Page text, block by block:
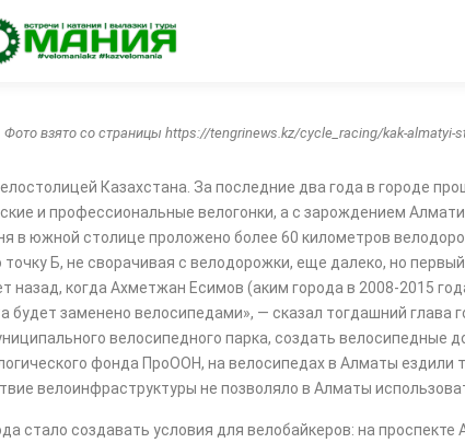
Фото взято со страницы https://tengrinews.kz/cycle_racing/kak-almatyi-
Казахстана. За последние два года в городе
и профессиональные велогонки, а с зарождением
в южной столице проложено более 60 километров
Б, не сворачивая с велодорожки, еще далеко, но
назад, когда Ахметжан Есимов (аким города в 2008-2015
будет заменено велосипедами», — сказал тогдашний
велосипедного парка, создать велосипедные
фонда ПроООН, на велосипедах в Алматы ездили
велоинфраструктуры не позволяло в Алматы
стало создавать условия для велобайкеров: на